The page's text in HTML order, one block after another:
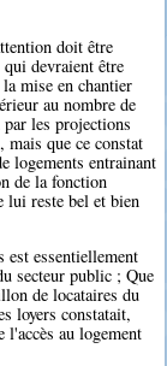
doit être
devraient être
mise en chantier
au nombre de
par les projections
mais que ce constat
logements entrainant
de la fonction
lui reste bel et bien
est essentiellement
secteur public ; Que
de locataires du
loyers constatait,
l'accès au logement